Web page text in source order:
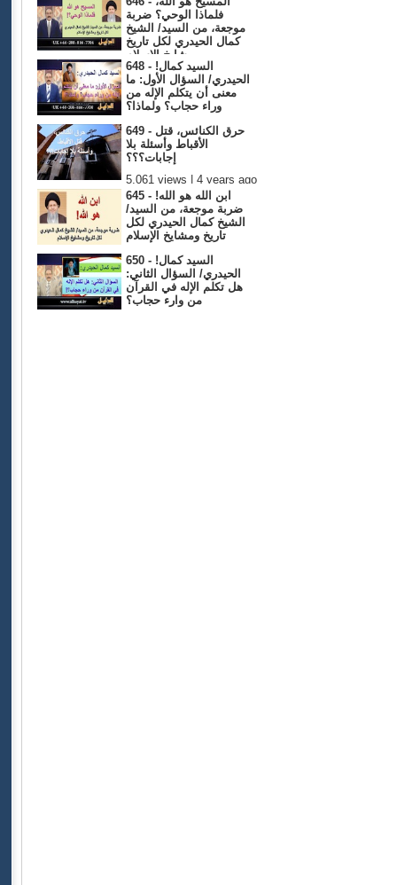
فلماذا الوحي؟ ضربة
موجعة، من السيد/ الشيخ
كمال الحيدري لكل تاريخ
ومشايخ الإسلام
5,039 views | 4 years ago
648 - !السيد كمال
الحيدري/ السؤال الأول: ما
معنى أن يتكلم الإله من
وراء حجاب؟ ولماذا؟
4,857 views | 4 years ago
649 - حرق الكنائس، قتل
الأقباط وأسئلة بلا
إجابات؟؟؟
5,061 views | 4 years ago
645 - ابن الله هو الله!
ضربة موجعة، من السيد/
الشيخ كمال الحيدري لكل
تاريخ ومشايخ الإسلام
4,961 views | 4 years ago
650 - !السيد كمال
الحيدري/ السؤال الثاني:
هل تكلم الإله في القرآن
من وارء حجاب؟